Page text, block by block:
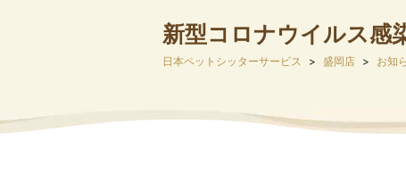
新型コロナウイルス感
日本ペットシッターサービス 盛岡店 お知